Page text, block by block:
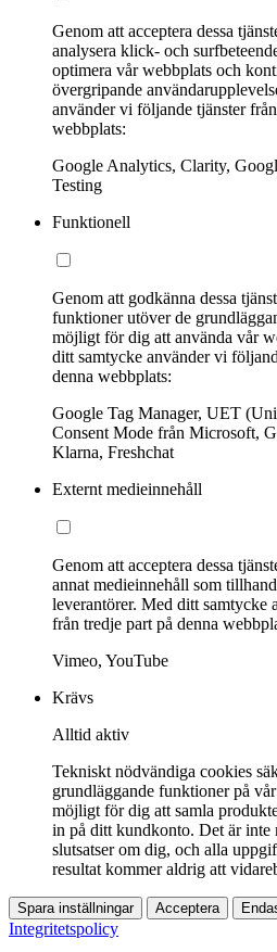
Genom att acceptera dessa
analysera klick- och
optimera vår webbplats och
övergripande
använder vi följande tjänster
webbplats:
Google Analytics, Clarity,
Testing
Funktionell
Genom att godkänna dessa
funktioner utöver de
möjligt för dig att använda vår
ditt samtycke använder vi
denna webbplats:
Google Tag Manager, UET
Consent Mode från Microsoft,
Klarna, Freshchat
Externt medieinnehåll
Genom att acceptera dessa
annat medieinnehåll som
leverantörer. Med ditt samtycke
från tredje part på denna
Vimeo, YouTube
Krävs
Alltid aktiv
Tekniskt nödvändiga cookies
grundläggande funktioner på
möjligt för dig att samla
in på ditt kundkonto. Det är inte
slutsatser om dig, och alla
resultat kommer aldrig att
Spara inställningar Acceptera
Integritetspolicy